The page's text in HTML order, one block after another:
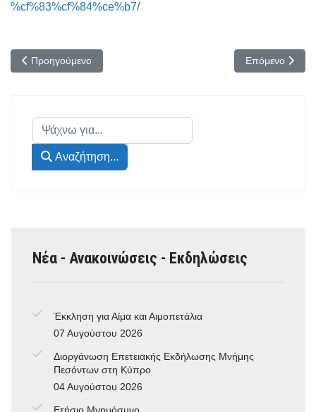
%cf%83%cf%84%ce%b7/
Προηγούμενο άρθρο: Ετήσιο Μνημόσυνο Υπέρ Αναπαύσεως
Προηγούμενο Επόμενο
Επόμενο
Αναζήτηση...
Αναζήτηση...
Νέα - Ανακοινώσεις - Εκδηλώσεις
Έκκληση για Αίμα και Αιμοπετάλια
07 Αυγούστου 2026
Διοργάνωση Επετειακής Εκδήλωσης Μνήμης
Πεσόντων στη Κύπρο
04 Αυγούστου 2026